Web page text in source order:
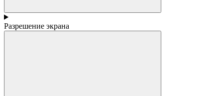
Разрешение экрана